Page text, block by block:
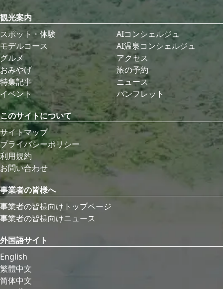
観光案内
スポット・体験
モデルコース
グルメ
おみやげ
特集記事
イベント
AIコンシェルジュ
AI温泉コンシェルジュ
アクセス
旅の予約
ニュース
パンフレット
このサイトについて
サイトマップ
プライバシーポリシー
利用規約
お問い合わせ
事業者の皆様へ
事業者の皆様向けトップページ
事業者の皆様向けニュース
外国語サイト
English
繁體中文
简体中文